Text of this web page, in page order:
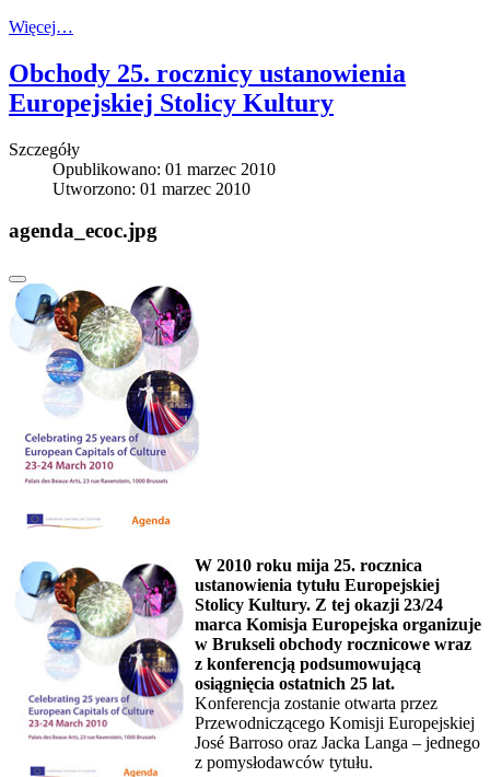
Więcej…
Obchody 25. rocznicy ustanowienia
Europejskiej Stolicy Kultury
Szczegóły
Opublikowano: 01 marzec 2010
Utworzono: 01 marzec 2010
agenda_ecoc.jpg
W 2010 roku mija 25. rocznica
ustanowienia tytułu Europejskiej
Stolicy Kultury. Z tej okazji 23/24
marca Komisja Europejska organizuje
w Brukseli obchody rocznicowe wraz
z konferencją podsumowującą
osiągnięcia ostatnich 25 lat.
Konferencja zostanie otwarta przez
Przewodniczącego Komisji Europejskiej
José Barroso oraz Jacka Langa – jednego
z pomysłodawców tytułu.